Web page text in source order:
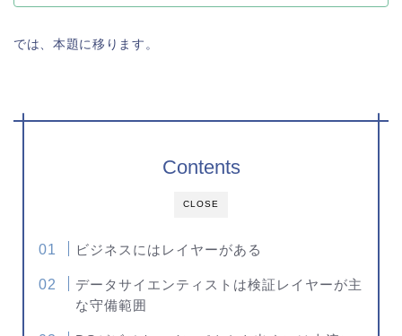
では、本題に移ります。
CLOSE
Contents
ビジネスにはレイヤーがある
データサイエンティストは検証レイヤーが主
な守備範囲